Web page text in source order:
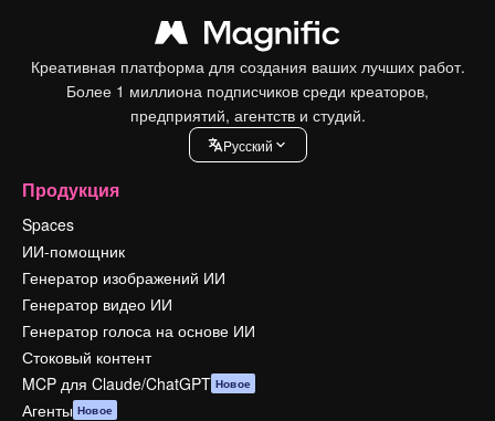
Креативная платформа для создания ваших лучших работ.
Более 1 миллиона подписчиков среди креаторов,
предприятий, агентств и студий.
Pусский
Продукция
Spaces
ИИ-помощник
Генератор изображений ИИ
Генератор видео ИИ
Генератор голоса на основе ИИ
Стоковый контент
MCP для Claude/ChatGPT Новое
Агенты Новое